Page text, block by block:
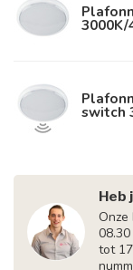
3000K/
switch
Heb
tot